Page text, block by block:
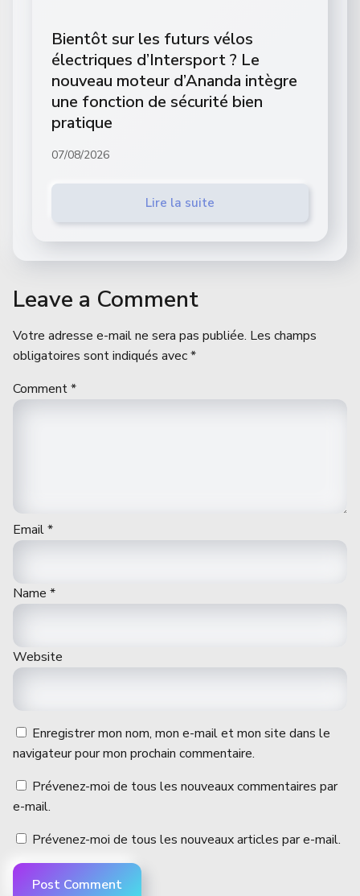
Bientôt sur les futurs vélos
électriques d’Intersport ? Le
nouveau moteur d’Ananda intègre
une fonction de sécurité bien
pratique
07/08/2026
Lire la suite
Leave a Comment
Votre adresse e-mail ne sera pas publiée. Les champs
obligatoires sont indiqués avec*
Comment*
Email*
Name *
Website
Enregistrer mon nom, mon e-mail et mon site dans le
navigateur pour mon prochain commentaire.
Prévenez-moi de tous les nouveaux commentaires par
e-mail.
Prévenez-moi de tous les nouveaux articles par e-mail.